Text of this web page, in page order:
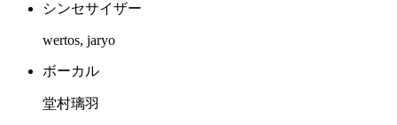
シンセサイザー
wertos, jaryo
ボーカル
堂村璃羽